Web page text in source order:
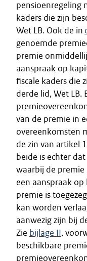
pensioenregeling
kaders die zijn
Wet LB. Ook de in
genoemde
premie
aanspraak op
fiscale kaders die
derde lid, Wet LB.
van de premie in
overeenkomsten
de zin van artikel
beide is echter
waarbij de
een aanspraak
premie is
kan worden
aanwezig zijn bij
Zie bijlage II,
beschikbare